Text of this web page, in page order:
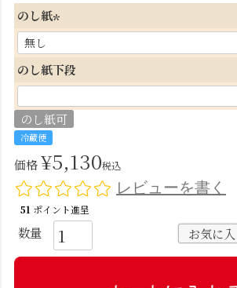
のし紙
必
須
のし紙下段
のし紙可
冷蔵便
価格¥5,130税込
レビューを書く
51 ポイント進呈
お気に